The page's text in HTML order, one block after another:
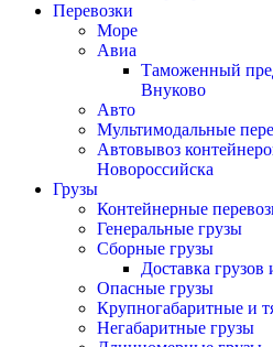
Перевозки
Море
Авиа
Таможенный
Внуково
Авто
Мультимодальные
Автовывоз
Новороссийска
Грузы
Контейнерные
Генеральные грузы
Сборные грузы
Доставка грузов
Опасные грузы
Крупногабаритные и
Негабаритные грузы